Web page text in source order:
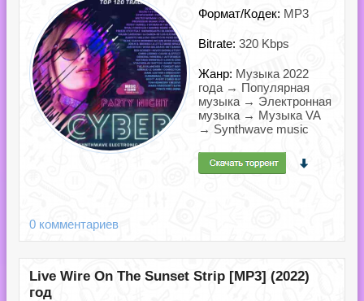
Формат/Кодек: MP3
Bitrate: 320 Kbps
Жанр: Музыка 2022
года → Популярная
музыка → Электронная
музыка → Музыка VA
→ Synthwave music
0 комментариев
Live Wire On The Sunset Strip [MP3] (2022)
год